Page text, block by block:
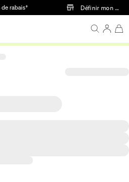
Passer au contenu principal
rabais† Définir mon